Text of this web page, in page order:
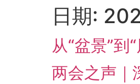
日期:
从“盆景”到
两会之声｜